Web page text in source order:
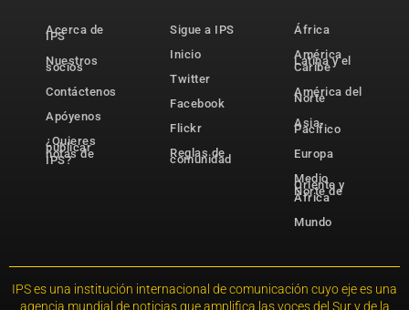
Acerca de
IPS
Nuestros
socios
Contáctenos
Apóyenos
¿Quieres
publicar
notas de
IPS?
Sigue a IPS
Inicio
Twitter
Facebook
Flickr
Reglas de
comunidad
África
América
Latina y el
Caribe
América del
Norte
Asia-
Pacífico
Europa
Medio
Oriente y
Norte de
África
Mundo
IPS es una institución internacional de comunicación cuyo eje es una
agencia mundial de noticias que amplifica las voces del Sur y de la